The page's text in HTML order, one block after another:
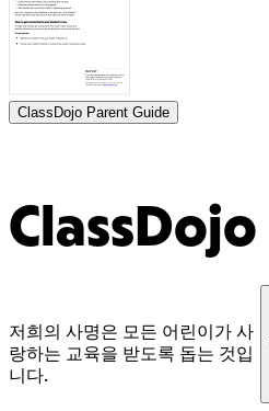
ClassDojo Parent Guide
ClassDojo
저희의 사명은 모든 어린이가 사
랑하는 교육을 받도록 돕는 것입
니다.